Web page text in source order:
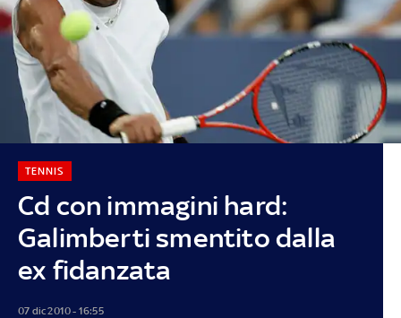
Cd con immagini hard:
Galimberti smentito dalla
ex fidanzata
TENNIS
07 dic 2010 - 16:55